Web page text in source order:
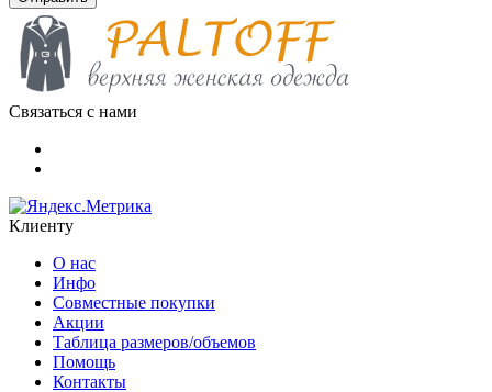
Связаться с нами
Клиенту
О нас
Инфо
Совместные покупки
Акции
Таблица размеров/объемов
Помощь
Контакты